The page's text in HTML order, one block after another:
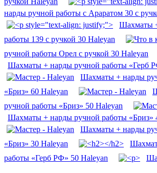
нарды ручной работы с Араратом 30 с
Шахматы
работы 139 с ручкой 30 Haleyan
ручной работы Орел с ручкой 30 Haleyan
Шахматы + нарды ручной работы «Герб
Шахматы + нарды
«Бриз» 60 Haleyan
ручной работы «Бриз» 50 Haleyan
Шахматы + нарды ручной работы «Бриз»
Шахматы + нарды
«Бриз» 30 Haleyan
работы «Герб РФ» 50 Haleyan